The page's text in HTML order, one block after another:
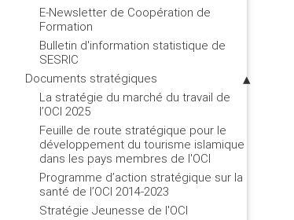
E-Newsletter de Coopération de
Formation
Bulletin d'information statistique de
SESRIC
Documents stratégiques
La stratégie du marché du travail de
l’OCI 2025
Feuille de route stratégique pour le
développement du tourisme islamique
dans les pays membres de l'OCI
Programme d’action stratégique sur la
santé de l’OCI 2014-2023
Stratégie Jeunesse de l'OCI